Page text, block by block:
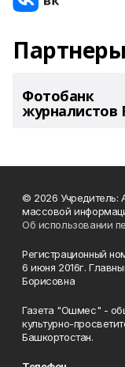
Партнеры
Фотобанк
журналистов
© 2026 Учредитель:
массовой
Об использовании
Регистрационный
6 июня 2016г.
Борисовна
Газета "Ошмес" -
культурно-
Башкортостан.